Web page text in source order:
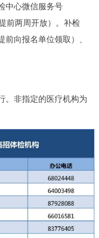
人文北京
PORTUGUÊS
心微信服务号
前两周开放）。补检
向报名单位领取）、
非指定的医疗机构为